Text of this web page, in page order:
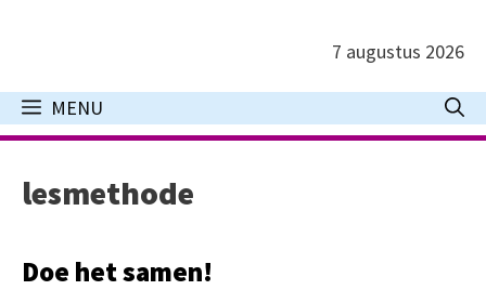
inhoud
7 augustus 2026
MENU
lesmethode
Doe het samen!